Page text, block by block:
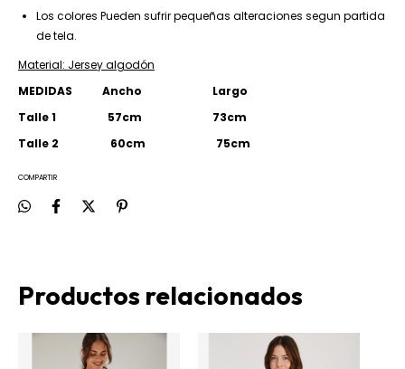
Los colores Pueden sufrir pequeñas alteraciones segun partida
de tela.
Material: Jersey algodón
MEDIDAS Ancho Largo
Talle 1 57cm 73cm
Talle 2 60cm 75cm
COMPARTIR
Productos relacionados